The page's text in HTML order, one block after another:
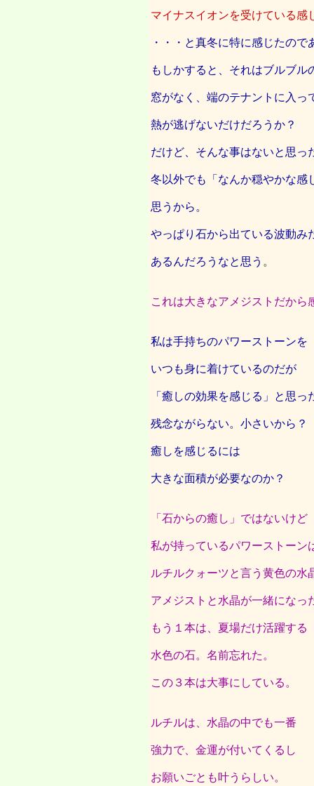
マイナスイオンを受けている感
・・・と真冬に特に感じたので
もしかすると、それはブルブル
窓がなく、端のテナントに入っ
熱が逃げないだけだろうか？
だけど、そんな事はないと思っ
冬以外でも「なんか穏やかな感
思うから。
やっぱり石から出ている波動み
あるんだろうなと思う 。
これは大きなアメジストだから
私は手持ちのパワーストーンを
いつも身に着けているのだが
「癒しの効果を感じる」と思っ
残念ながらない。小さいから？
癒しを感じるには
大きな面積が必要なのか？
「石からの癒し」ではないけど
私が持っているパワーストーン
ルチルクォーツと言う黄色の水
アメジストと水晶が一緒になっ
もう１本は、夏場だけ活躍する
水色の石。名前忘れた。
この３本は大事にしている。
ルチルは、水晶の中でも一番
強力で、金運が付いてくるし
お願いごとも叶うらしい。